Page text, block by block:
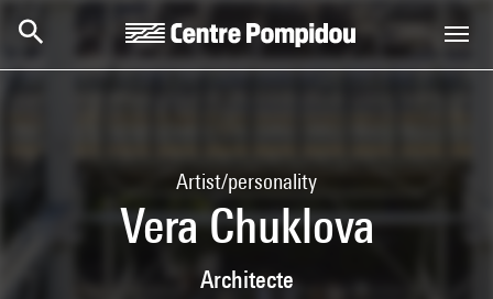
Artist/personality
Vera Chuklova
Architecte